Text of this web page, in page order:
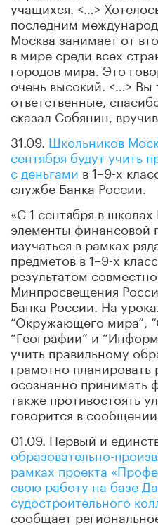
учащихся. <…>
последним
Москва занимает от
в мире среди всех
городов мира. Это
очень высокий. <…> Вы
ответственные,
сказал Собянин,
31.09. Школьников
сентября будут учить
с деньгамив 1–9-х
службе Банка России.
«С 1 сентября в
элементы финансовой
изучаться в рамках
предметов в 1–9-х
результатом
Минпросвещения
Банка России. На
“Окружающего мира”,
“Географии” и
учить правильному
грамотно планировать
осознанно принимать
также противостоять
говорится в сообщении.
01.09. Первый и
образовательно-
рамках проекта
свою работу на базе
судостроительного
сообщает